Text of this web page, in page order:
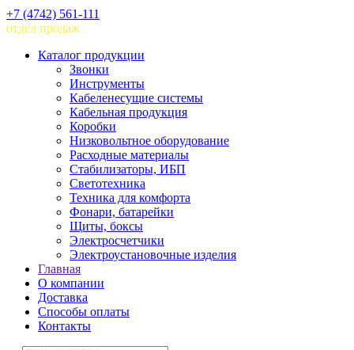
+7 (4742) 561-111
отдел продаж
Каталог продукции
Звонки
Инструменты
Кабеленесущие системы
Кабельная продукция
Коробки
Низковольтное оборудование
Расходные материалы
Стабилизаторы, ИБП
Светотехника
Техника для комфорта
Фонари, батарейки
Щиты, боксы
Электросчетчики
Электроустановочные изделия
Главная
О компании
Доставка
Способы оплаты
Контакты